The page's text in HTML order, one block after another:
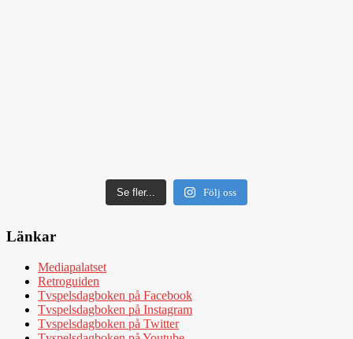
Se fler... Följ oss
Länkar
Mediapalatset
Retroguiden
Tvspelsdagboken på Facebook
Tvspelsdagboken på Instagram
Tvspelsdagboken på Twitter